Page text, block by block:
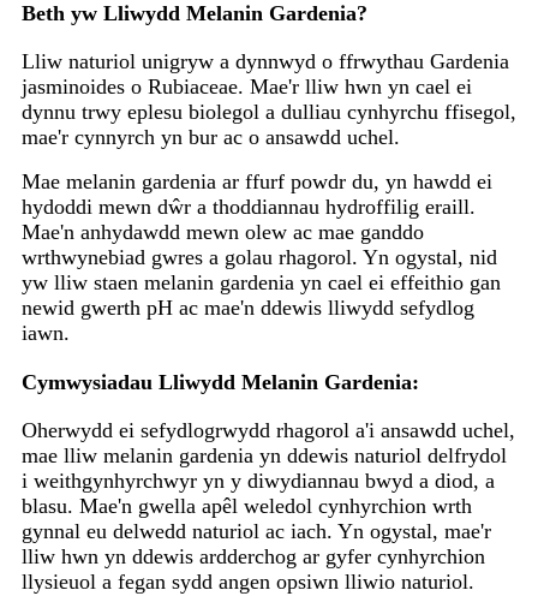
Beth yw Lliwydd Melanin Gardenia?
Lliw naturiol unigryw a dynnwyd o ffrwythau Gardenia
jasminoides o Rubiaceae. Mae'r lliw hwn yn cael ei
dynnu trwy eplesu biolegol a dulliau cynhyrchu ffisegol,
mae'r cynnyrch yn bur ac o ansawdd uchel.
Mae melanin gardenia ar ffurf powdr du, yn hawdd ei
hydoddi mewn dŵr a thoddiannau hydroffilig eraill.
Mae'n anhydawdd mewn olew ac mae ganddo
wrthwynebiad gwres a golau rhagorol. Yn ogystal, nid
yw lliw staen melanin gardenia yn cael ei effeithio gan
newid gwerth pH ac mae'n ddewis lliwydd sefydlog
iawn.
Cymwysiadau Lliwydd Melanin Gardenia:
Oherwydd ei sefydlogrwydd rhagorol a'i ansawdd uchel,
mae lliw melanin gardenia yn ddewis naturiol delfrydol
i weithgynhyrchwyr yn y diwydiannau bwyd a diod, a
blasu. Mae'n gwella apêl weledol cynhyrchion wrth
gynnal eu delwedd naturiol ac iach. Yn ogystal, mae'r
lliw hwn yn ddewis ardderchog ar gyfer cynhyrchion
llysieuol a fegan sydd angen opsiwn lliwio naturiol.